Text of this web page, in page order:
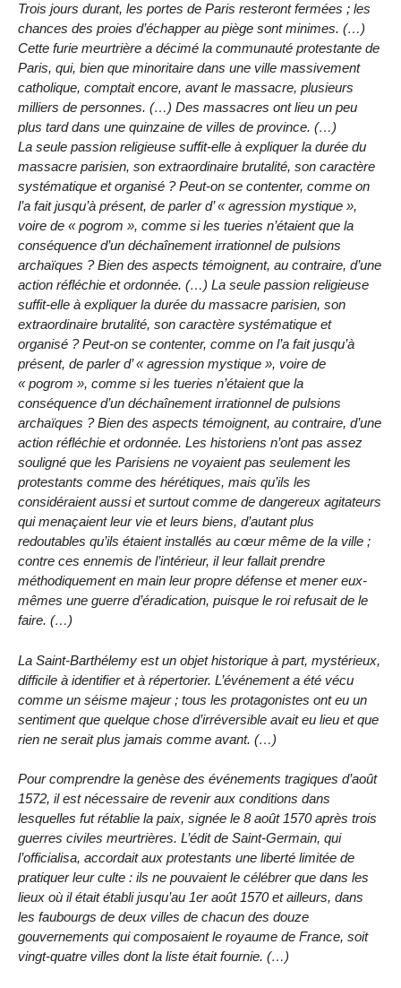
Trois jours durant, les portes de Paris resteront fermées ; les
chances des proies d’échapper au piège sont minimes. (…)
Cette furie meurtrière a décimé la communauté protestante de
Paris, qui, bien que minoritaire dans une ville massivement
catholique, comptait encore, avant le massacre, plusieurs
milliers de personnes. (…) Des massacres ont lieu un peu
plus tard dans une quinzaine de villes de province. (…)
La seule passion religieuse suffit-elle à expliquer la durée du
massacre parisien, son extraordinaire brutalité, son caractère
systématique et organisé ? Peut-on se contenter, comme on
l’a fait jusqu’à présent, de parler d’ « agression mystique »,
voire de « pogrom », comme si les tueries n’étaient que la
conséquence d’un déchaînement irrationnel de pulsions
archaïques ? Bien des aspects témoignent, au contraire, d’une
action réfléchie et ordonnée. (…) La seule passion religieuse
suffit-elle à expliquer la durée du massacre parisien, son
extraordinaire brutalité, son caractère systématique et
organisé ? Peut-on se contenter, comme on l’a fait jusqu’à
présent, de parler d’ « agression mystique », voire de
« pogrom », comme si les tueries n’étaient que la
conséquence d’un déchaînement irrationnel de pulsions
archaïques ? Bien des aspects témoignent, au contraire, d’une
action réfléchie et ordonnée. Les historiens n’ont pas assez
souligné que les Parisiens ne voyaient pas seulement les
protestants comme des hérétiques, mais qu’ils les
considéraient aussi et surtout comme de dangereux agitateurs
qui menaçaient leur vie et leurs biens, d’autant plus
redoutables qu’ils étaient installés au cœur même de la ville ;
contre ces ennemis de l’intérieur, il leur fallait prendre
méthodiquement en main leur propre défense et mener eux-
mêmes une guerre d’éradication, puisque le roi refusait de le
faire. (…)
La Saint-Barthélemy est un objet historique à part, mystérieux,
difficile à identifier et à répertorier. L’événement a été vécu
comme un séisme majeur ; tous les protagonistes ont eu un
sentiment que quelque chose d’irréversible avait eu lieu et que
rien ne serait plus jamais comme avant. (…)
Pour comprendre la genèse des événements tragiques d’août
1572, il est nécessaire de revenir aux conditions dans
lesquelles fut rétablie la paix, signée le 8 août 1570 après trois
guerres civiles meurtrières. L’édit de Saint-Germain, qui
l’officialisa, accordait aux protestants une liberté limitée de
pratiquer leur culte : ils ne pouvaient le célébrer que dans les
lieux où il était établi jusqu’au 1er août 1570 et ailleurs, dans
les faubourgs de deux villes de chacun des douze
gouvernements qui composaient le royaume de France, soit
vingt-quatre villes dont la liste était fournie. (…)